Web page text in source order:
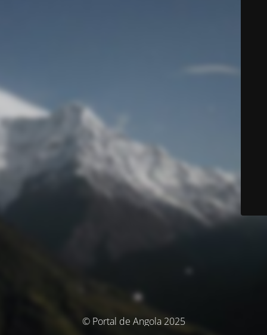
© Portal de Angola 2025